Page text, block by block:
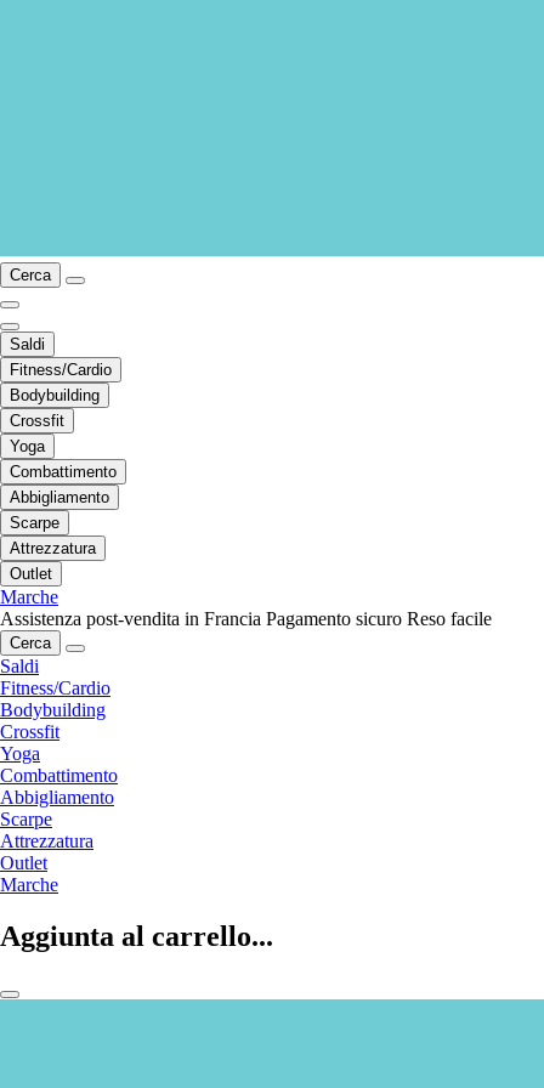
Cerca
Saldi
Fitness/Cardio
Bodybuilding
Crossfit
Yoga
Combattimento
Abbigliamento
Scarpe
Attrezzatura
Outlet
Marche
Assistenza post-vendita in Francia Pagamento sicuro Reso facile
Cerca
Saldi
Fitness/Cardio
Bodybuilding
Crossfit
Yoga
Combattimento
Abbigliamento
Scarpe
Attrezzatura
Outlet
Marche
Aggiunta al carrello...